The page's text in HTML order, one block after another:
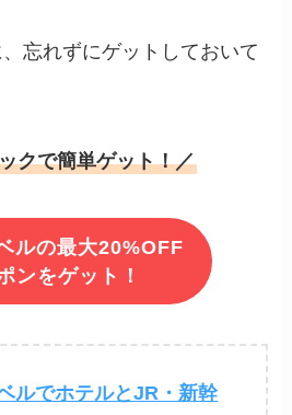
忘れずにゲットしておいて
クで簡単ゲット！／
ルの最大20%OFF
ンをゲット！
ルでホテルとJR・新幹